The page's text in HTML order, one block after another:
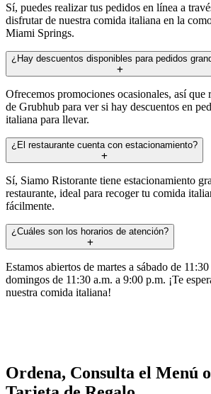
Sí, puedes realizar tus pedidos en línea a
disfrutar de nuestra comida italiana en la
Miami Springs.
¿Hay descuentos disponibles para pedidos
Ofrecemos promociones ocasionales, así que
de Grubhub para ver si hay descuentos en
italiana para llevar.
¿El restaurante cuenta con estacionamiento?
Sí, Siamo Ristorante tiene estacionamiento
restaurante, ideal para recoger tu comida
fácilmente.
¿Cuáles son los horarios de atención?
Estamos abiertos de martes a sábado de
domingos de 11:30 a.m. a 9:00 p.m. ¡Te
nuestra comida italiana!
Ordena, Consulta el Menú